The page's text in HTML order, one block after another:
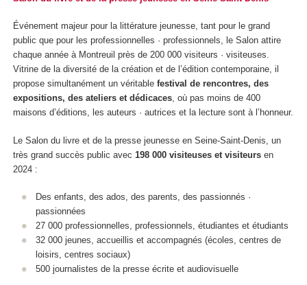
Événement majeur pour la littérature jeunesse, tant pour le grand
public que pour les professionnelles · professionnels, le Salon attire
chaque année à Montreuil près de 200 000 visiteurs · visiteuses.
Vitrine de la diversité de la création et de l’édition contemporaine, il
propose simultanément un véritable festival de rencontres, des
expositions, des ateliers et dédicaces, où pas moins de 400
maisons d’éditions, les auteurs · autrices et la lecture sont à l’honneur.
Le Salon du livre et de la presse jeunesse en Seine-Saint-Denis, un
très grand succès public avec 198 000 visiteuses et visiteurs en
2024 :
Des enfants, des ados, des parents, des passionnés ·
passionnées
27 000 professionnelles, professionnels, étudiantes et étudiants
32 000 jeunes, accueillis et accompagnés (écoles, centres de
loisirs, centres sociaux)
500 journalistes de la presse écrite et audiovisuelle